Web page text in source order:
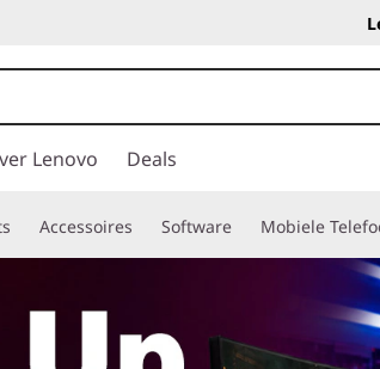
Lenovo Deals
Accessoires Software Mobiele